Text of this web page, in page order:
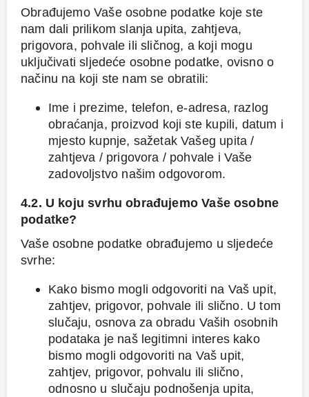
Obrađujemo Vaše osobne podatke koje ste
nam dali prilikom slanja upita, zahtjeva,
prigovora, pohvale ili sličnog, a koji mogu
uključivati sljedeće osobne podatke, ovisno o
načinu na koji ste nam se obratili:
Ime i prezime, telefon, e-adresa, razlog
obraćanja, proizvod koji ste kupili, datum i
mjesto kupnje, sažetak Vašeg upita /
zahtjeva / prigovora / pohvale i Vaše
zadovoljstvo našim odgovorom.
4.2. U koju svrhu obrađujemo Vaše osobne
podatke?
Vaše osobne podatke obrađujemo u sljedeće
svrhe:
Kako bismo mogli odgovoriti na Vaš upit,
zahtjev, prigovor, pohvale ili slično. U tom
slučaju, osnova za obradu Vaših osobnih
podataka je naš legitimni interes kako
bismo mogli odgovoriti na Vaš upit,
zahtjev, prigovor, pohvalu ili slično,
odnosno u slučaju podnošenja upita,